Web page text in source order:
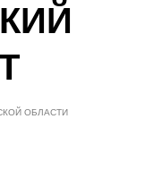
ОБЛАСТИ